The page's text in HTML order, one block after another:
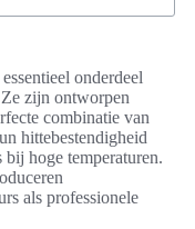
onderdeel
zijn ontworpen
combinatie van
hittebestendigheid
hoge temperaturen.
als professionele